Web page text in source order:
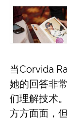
当Corvida
她的回答非
们理解技术
方方面面，